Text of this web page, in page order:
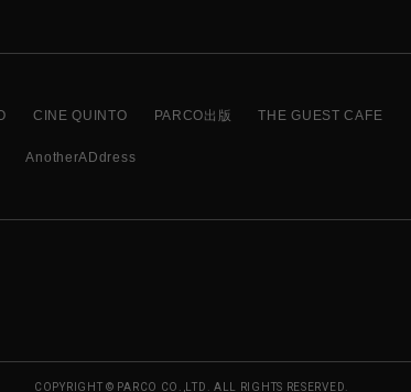
CINE QUINTO PARCO出版 THE GUEST CAFE
AnotherADdress
COPYRIGHT © PARCO CO.,LTD. ALL RIGHTS RESERVED.